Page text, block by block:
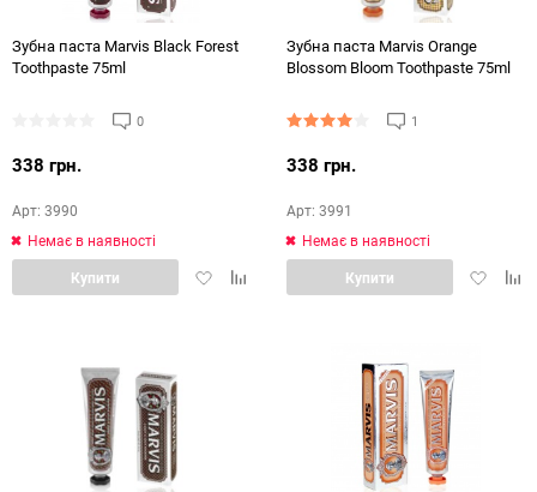
Зубна паста Marvis Black Forest
Toothpaste 75ml
0
338 грн.
Арт: 3990
Немає в наявності
ДодатиДодати
Купити
Зубна паста Marvis Orange
Blossom Bloom Toothpaste 75ml
1
338 грн.
Арт: 3991
Немає в наявності
Додати
Купити